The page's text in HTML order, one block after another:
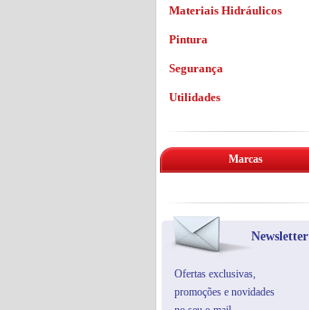
Materiais Hidráulicos
Pintura
Segurança
Utilidades
Marcas
Newsletter
Ofertas exclusivas,
promoções e novidades